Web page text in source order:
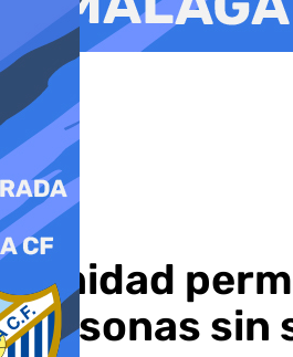
Salud
Sanidad
personas sin